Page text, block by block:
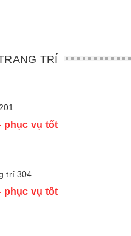
TRÍ
phục vụ tốt
trí 304
phục vụ tốt